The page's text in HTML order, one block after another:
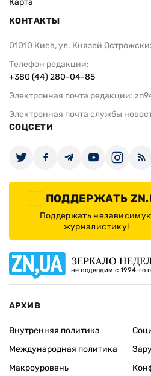
КОНТАКТЫ
01010 Киев, ул. Князей
Телефон редакции:
+380 (44) 280-04-85
Электронная почта редакции:
Электронная почта службы
СОЦСЕТИ
ПОДДЕРЖАТЬ
Поддержать
журналистику!
ЗЕРКАЛО
не подводим с 1994-го
АРХИВ
Внутренняя политика
Международная политика
Макроуровень